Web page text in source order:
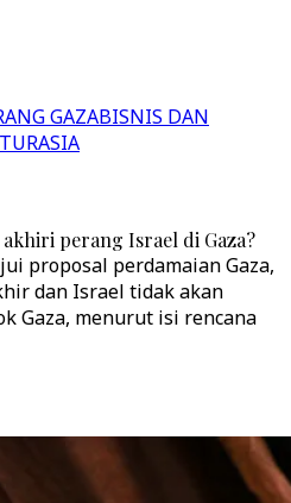
GAZABISNIS DAN
ASIA
perang Israel di Gaza?
proposal perdamaian Gaza,
dan Israel tidak akan
Gaza, menurut isi rencana